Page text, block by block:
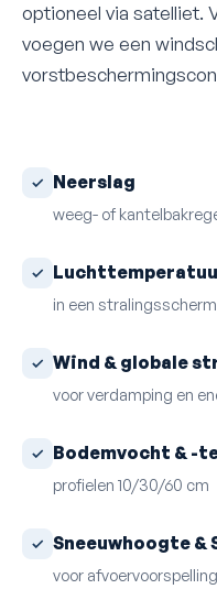
optioneel via satelliet.
voegen we een
Neerslag
weeg- of
in een
Wind & globale
voor verdamping en
Bodemvocht & -
profielen 10/30/60 cm
Sneeuwhoogte &
voor